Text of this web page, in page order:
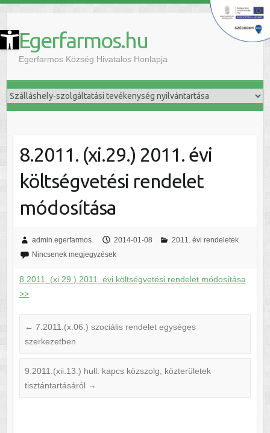
Eszköztár megnyitása Egerfarmos.hu
Egerfarmos Község Hivatalos Honlapja
8.2011. (xi.29.) 2011. évi
költségvetési rendelet
módosítása
admin.egerfarmos 2014-01-08
2011. évi rendeletek
Nincsenek megjegyzések
8.2011. (xi.29.) 2011. évi költségvetési rendelet módosítása
>>
← 7.2011.(x.06.) szociális rendelet egységes
szerkezetben
9.2011.(xii.13.) hull. kapcs közszolg, közterületek
tisztántartásáról →